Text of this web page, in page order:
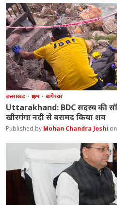
उत्तराखंड क्राइम बागेश्वर
Uttarakhand: BDC सदस्य की
खीरगंगा नदी से बरामद किया शव
Mohan Chandra Joshi